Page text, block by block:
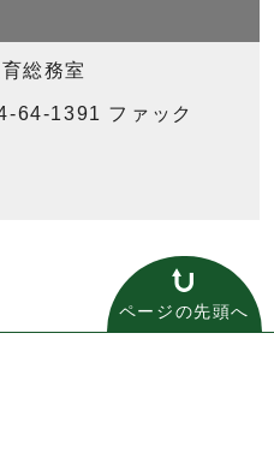
総務室
64-1391 ファック
ページの先頭へ